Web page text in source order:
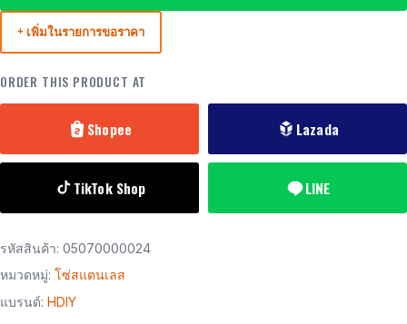
+ เพิ่มในรายการขอราคา
ORDER THIS PRODUCT AT
Shopee Lazada
TikTok Shop LINE
รหัสสินค้า: 05070000024
หมวดหมู่: โซ่สแตนเลส
แบรนด์: HDIY